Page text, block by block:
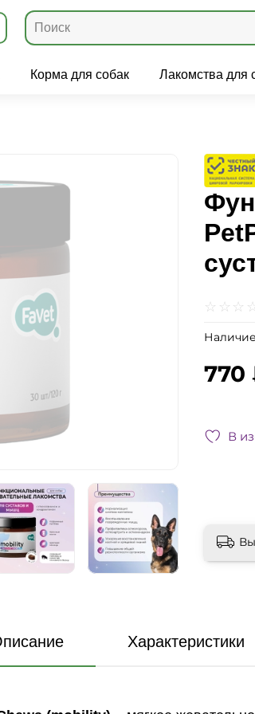
Корма для собак Лакомства для
770
В
Характеристики